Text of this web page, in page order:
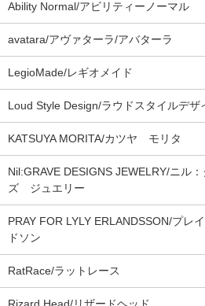
Ability Normal/アビリティーノーマル
avatara/アヴァターラ/アバターラ
LegioMade/レギオメイド
Loud Style Design/ラウドスタイルデザ
KATSUYA MORITA/カツヤ モリタ
Nil:GRAVE DESIGNS JEWELRY/ニル
ズ ジュエリー
PRAY FOR LYLY ERLANDSSON/プレ
ドソン
RatRace/ラットレース
Rizard Head/リザードヘッド